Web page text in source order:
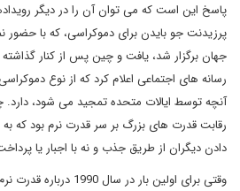
پاسخ این است که می توان آن را در دیگر
جهان برگزار شد، یافت و چین پس از کنار
رسانه های اجتماعی اعلام کرد که از نوع
آنچه توسط ایالات متحده تمجید می شود،
رقابت قدرت های بزرگ بر سر قدرت نرم بود که به
دادن دیگران از طریق جذب و نه با اجبار یا
وقتی برای اولین بار در